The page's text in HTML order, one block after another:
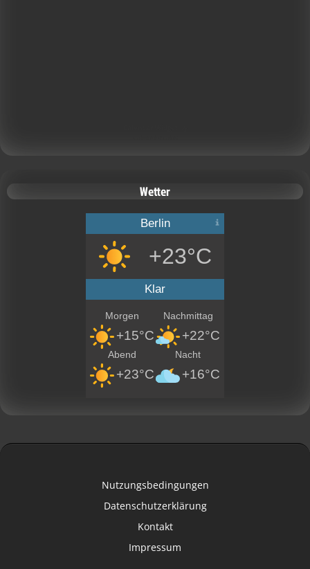
Wetter
Berlin
+23°C
Klar
Morgen
+15°C
Nachmittag
+22°C
Abend
+23°C
Nacht
+16°C
Nutzungsbedingungen
Datenschutzerklärung
Kontakt
Impressum